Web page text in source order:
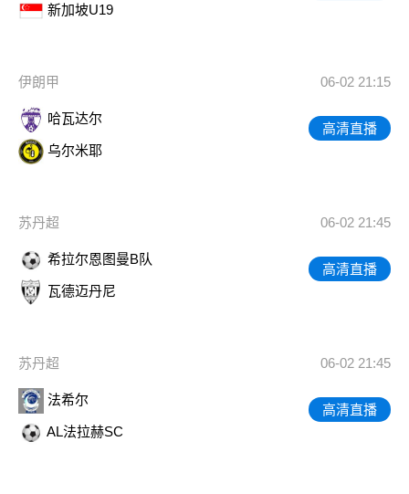
新加坡U19
伊朗甲 06-02 21:15
哈瓦达尔
乌尔米耶
高清直播
苏丹超 06-02 21:45
希拉尔恩图曼B队
瓦德迈丹尼
高清直播
苏丹超 06-02 21:45
法希尔
AL法拉赫SC
高清直播